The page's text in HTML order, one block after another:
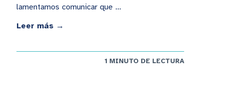
lamentamos comunicar que …
Leer más →
1 MINUTO DE LECTURA